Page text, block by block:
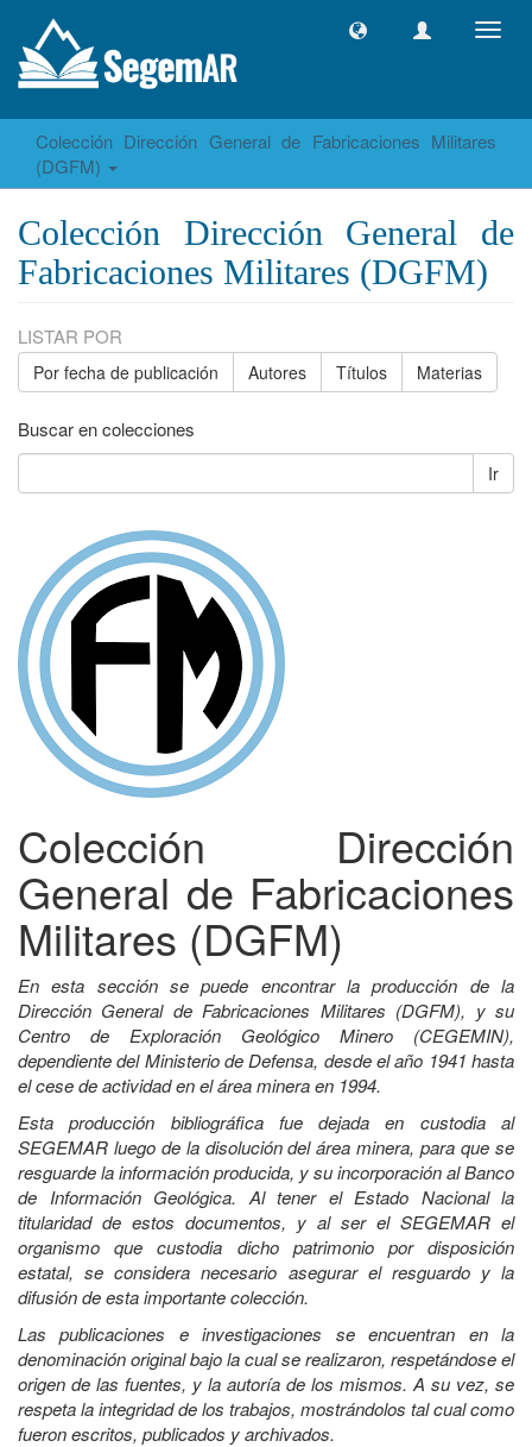
Colección Dirección General de Fabricaciones Militares
(DGFM)
Colección Dirección General de
Fabricaciones Militares (DGFM)
LISTAR POR
Por fecha de publicación Autores Títulos Materias
Buscar en colecciones
Ir
Colección Dirección
General de Fabricaciones
Militares (DGFM)
En esta sección se puede encontrar la producción de la
Dirección General de Fabricaciones Militares (DGFM), y su
Centro de Exploración Geológico Minero (CEGEMIN),
dependiente del Ministerio de Defensa, desde el año 1941 hasta
el cese de actividad en el área minera en 1994.
Esta producción bibliográfica fue dejada en custodia al
SEGEMAR luego de la disolución del área minera, para que se
resguarde la información producida, y su incorporación al Banco
de Información Geológica. Al tener el Estado Nacional la
titularidad de estos documentos, y al ser el SEGEMAR el
organismo que custodia dicho patrimonio por disposición
estatal, se considera necesario asegurar el resguardo y la
difusión de esta importante colección.
Las publicaciones e investigaciones se encuentran en la
denominación original bajo la cual se realizaron, respetándose el
origen de las fuentes, y la autoría de los mismos. A su vez, se
respeta la integridad de los trabajos, mostrándolos tal cual como
fueron escritos, publicados y archivados.